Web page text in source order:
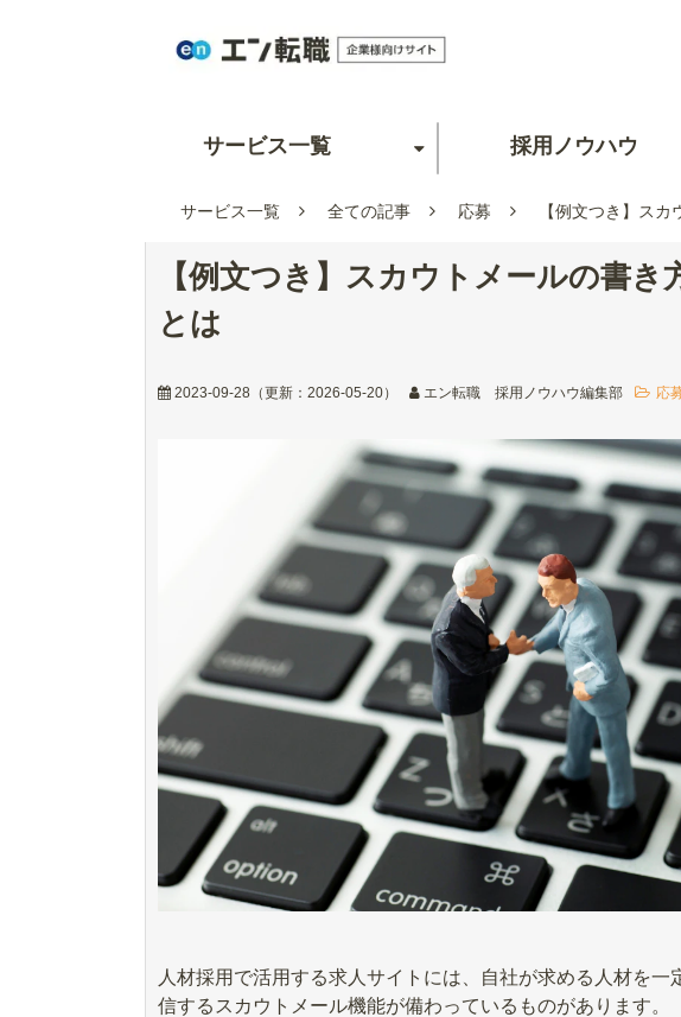
サービス一覧 採用ノウハウ
サービス一覧 全ての記事 応募 【例文つき】ス
【例文つき】スカウトメールの書
とは
2023-09-28 （更新： 2026-05-20） エン転職 採用ノウハウ編集部 応
人材採用で活用する求人サイトには、自社が求める人材を
信するスカウトメール機能が備わっているものがあります。